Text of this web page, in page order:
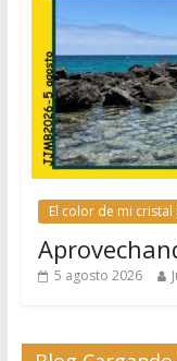
El color de mi cristal
5 agosto 2026